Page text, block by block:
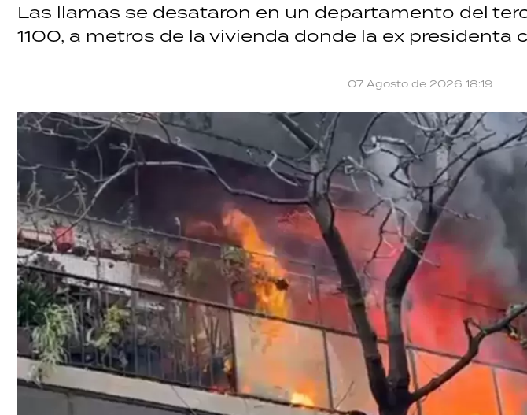
Las llamas se desataron en un departamento del
1100, a metros de la vivienda donde la ex presidenta
07 Agosto de 2026 18:19